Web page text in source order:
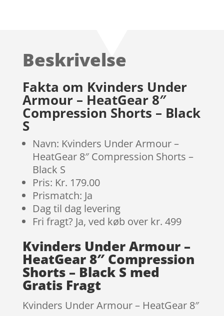
på
ømmels
er
Beskrivelse
Fakta om Kvinders Under
Armour – HeatGear 8″
Compression Shorts – Black
S
Navn: Kvinders Under Armour –
HeatGear 8″ Compression Shorts –
Black S
Pris: Kr. 179.00
Prismatch: Ja
Dag til dag levering
Fri fragt? Ja, ved køb over kr. 499
Kvinders Under Armour –
HeatGear 8″ Compression
Shorts – Black S med
Gratis Fragt
Kvinders Under Armour – HeatGear 8″